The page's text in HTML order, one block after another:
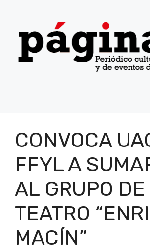
contenido
CONVOCA
FFYL A
AL GRUPO DE
TEATRO
MACÍN”